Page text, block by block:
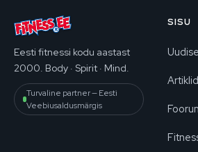
Eesti fitnessi kodu aastast
2000. Body · Spirit · Mind.
Turvaline partner — Eesti
Veebiusaldusmärgis
SISU
Artiklid